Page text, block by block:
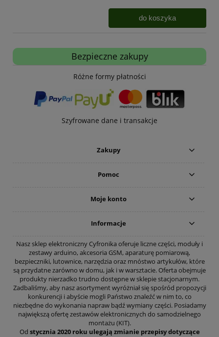
do koszyka
Bezpieczne zakupy
Różne formy płatności
Szyfrowane dane i transakcje
Zakupy
Pomoc
Moje konto
Informacje
Nasz sklep elektroniczny Cyfronika oferuje liczne części, moduły i
zestawy arduino, akcesoria GSM, aparaturę pomiarową,
bezpieczniki, lutownice, narzędzia oraz mnóstwo artykułów, które
są przydatne zarówno w domu, jak i w warsztacie. Oferta obejmuje
produkty nierzadko trudno dostępne w sklepie stacjonarnym.
Zadbaliśmy, aby nasz asortyment wyróżniał się spośród propozycji
konkurencji i abyście mogli Państwo znaleźć w nim to, co
niezbędne do wykonania napraw bądź wymiany części. Posiadamy
największą ofertę zestawów elektronicznych do samodzielnego
montażu (KIT).
Od stycznia 2020 roku ulegają zmianie przepisy dotyczące